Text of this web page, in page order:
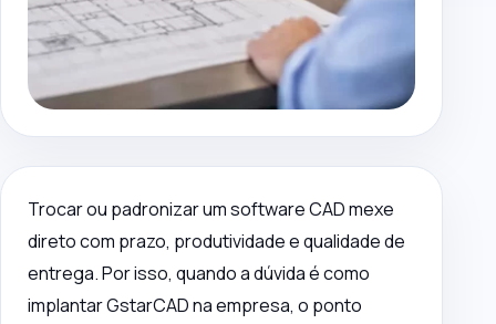
Trocar ou padronizar um software CAD mexe
direto com prazo, produtividade e qualidade de
entrega. Por isso, quando a dúvida é como
implantar GstarCAD na empresa, o ponto